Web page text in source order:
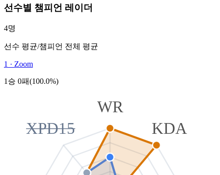
선수별 챔피언 레이더
4명
선수 평균/챔피언 전체 평균
1 · Zoom
1승 0패(100.0%)
WR
KDA
XPD15